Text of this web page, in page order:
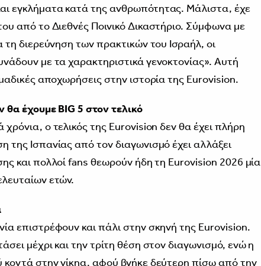
εγκλήματα κατά της ανθρωπότητας. Μάλιστα, έχε
από το Διεθνές Ποινικό Δικαστήριο. Σύμφωνα με
τη διερεύνηση των πρακτικών του Ισραήλ, οι
με τα χαρακτηριστικά γενοκτονίας». Αυτή
αποχωρήσεις στην ιστορία της Eurovision.
έχουμε BIG 5 στον τελικό
ο τελικός της Eurovision δεν θα έχει πλήρη
Ισπανίας από τον διαγωνισμό έχει αλλάξει
και πολλοί fans θεωρούν ήδη τη Eurovision 2026 μία
ετών.
επιστρέφουν και πάλι στην σκηνή της Eurovision.
μέχρι και την τρίτη θέση στον διαγωνισμό, ενώ η
στην νίκηα, αφού βγήκε δεύτερη πίσω από την